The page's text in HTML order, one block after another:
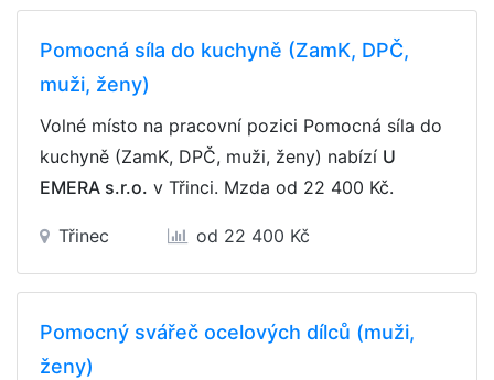
Pomocná síla do kuchyně (ZamK, DPČ,
muži, ženy)
Volné místo na pracovní pozici Pomocná síla do
kuchyně (ZamK, DPČ, muži, ženy) nabízí U
EMERA s.r.o. v Třinci. Mzda od 22 400 Kč.
Třinec od 22 400 Kč
Pomocný svářeč ocelových dílců (muži,
ženy)